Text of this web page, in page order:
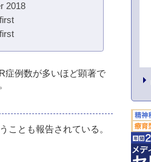
2018
症例数が多いほど顕著で
ことも報告されている。